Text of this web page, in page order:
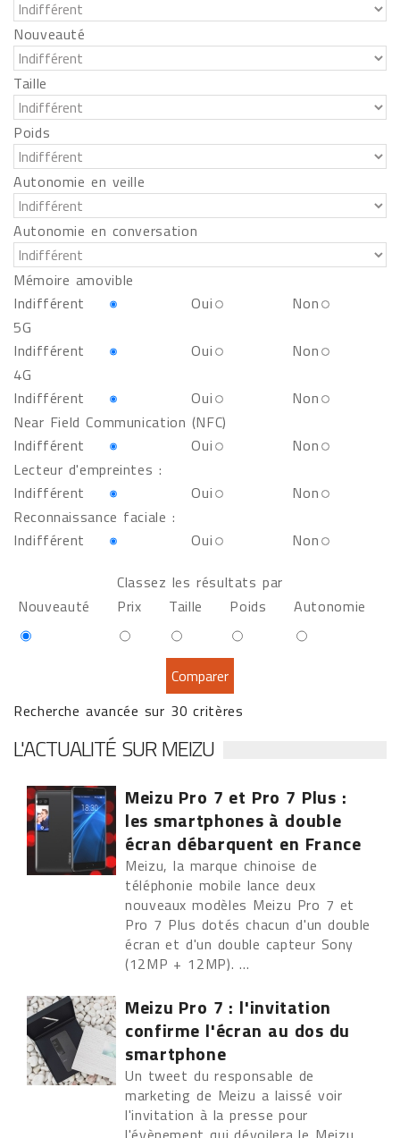
Nouveauté
Taille
Poids
Autonomie en veille
Autonomie en conversation
Mémoire amovible
Indifférent
Oui
Non
5G
Indifférent
Oui
Non
4G
Indifférent
Oui
Non
Near Field Communication (NFC)
Indifférent
Oui
Non
Lecteur d'empreintes :
Indifférent
Oui
Non
Reconnaissance faciale :
Indifférent
Oui
Non
Classez les résultats par
Nouveauté
Prix Taille Poids Autonomie
Recherche avancée sur 30 critères
L'ACTUALITÉ SUR MEIZU
Meizu Pro 7 et Pro 7 Plus :
les smartphones à double
écran débarquent en France
Meizu, la marque chinoise de
téléphonie mobile lance deux
nouveaux modèles Meizu Pro 7 et
Pro 7 Plus dotés chacun d'un double
écran et d'un double capteur Sony
(12MP + 12MP). ...
Meizu Pro 7 : l'invitation
confirme l'écran au dos du
smartphone
Un tweet du responsable de
marketing de Meizu a laissé voir
l'invitation à la presse pour